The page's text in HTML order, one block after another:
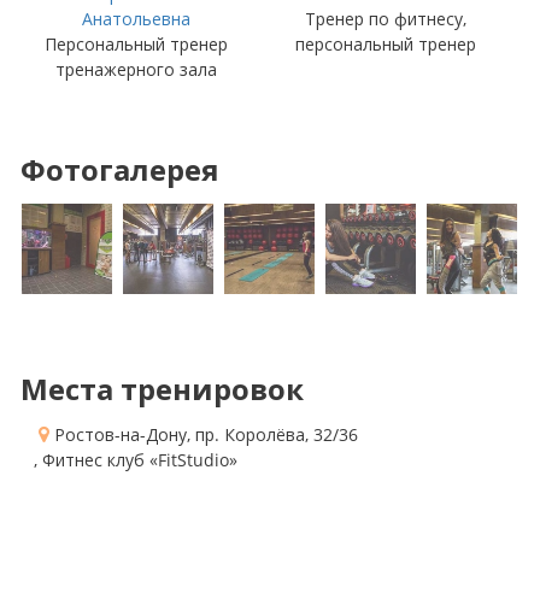
Анатольевна
Персональный тренер
тренажерного зала
Тренер по фитнесу,
персональный тренер
Фотогалерея
Места тренировок
Ростов-на-Дону, пр. Королёва, 32/36
, Фитнес клуб «FitStudio»